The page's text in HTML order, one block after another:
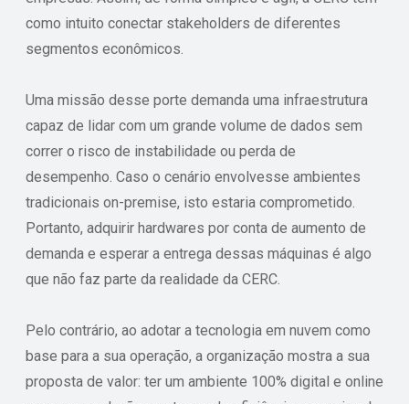
como intuito conectar stakeholders de diferentes
segmentos econômicos.
Uma missão desse porte demanda uma infraestrutura
capaz de lidar com um grande volume de dados sem
correr o risco de instabilidade ou perda de
desempenho. Caso o cenário envolvesse ambientes
tradicionais on-premise, isto estaria comprometido.
Portanto, adquirir hardwares por conta de aumento de
demanda e esperar a entrega dessas máquinas é algo
que não faz parte da realidade da CERC.
Pelo contrário, ao adotar a tecnologia em nuvem como
base para a sua operação, a organização mostra a sua
proposta de valor: ter um ambiente 100% digital e online